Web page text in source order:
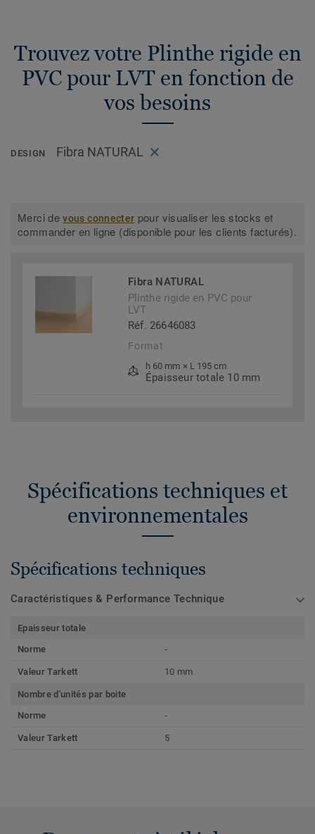
Trouvez votre Plinthe rigide en
PVC pour LVT en fonction de
vos besoins
DESIGN Fibra NATURAL
Merci devous connecter pour visualiser les stocks et
commander en ligne (disponible pour les clients facturés).
Fibra NATURAL
Plinthe rigide en PVC pour
LVT
Réf. 26646083
Format
h 60 mm × L 195 cm
Épaisseur totale 10 mm
Spécifications techniques et
environnementales
Spécifications techniques
Caractéristiques & Performance Technique
Epaisseur totale
Norme
-
Valeur Tarkett 10 mm
Nombre d'unités par boite
Norme
-
Valeur Tarkett 5